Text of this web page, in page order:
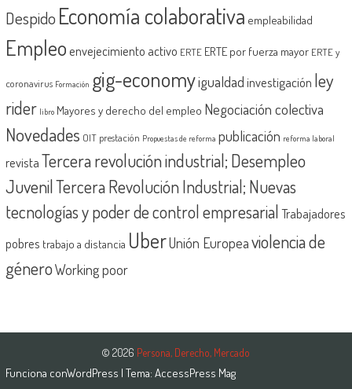
Despido Economía colaborativa empleabilidad
Empleoenvejecimiento activo ERTE ERTE por fuerza mayor ERTE y
coronavirus Formación gig-economyigualdadinvestigación ley
rider libro Mayores y derecho del empleo Negociación colectiva
Novedades OIT prestación Propuestas de reforma publicación reforma laboral
revistaTercera revolución industrial; Desempleo
JuvenilTercera Revolución Industrial; Nuevas
tecnologías y poder de control empresarial Trabajadores
pobres trabajo a distancia UberUnión Europeaviolencia de
géneroWorking poor
© 2026 Persona, Derecho, Mercado
Funciona conWordPress | Tema: AccessPress Mag